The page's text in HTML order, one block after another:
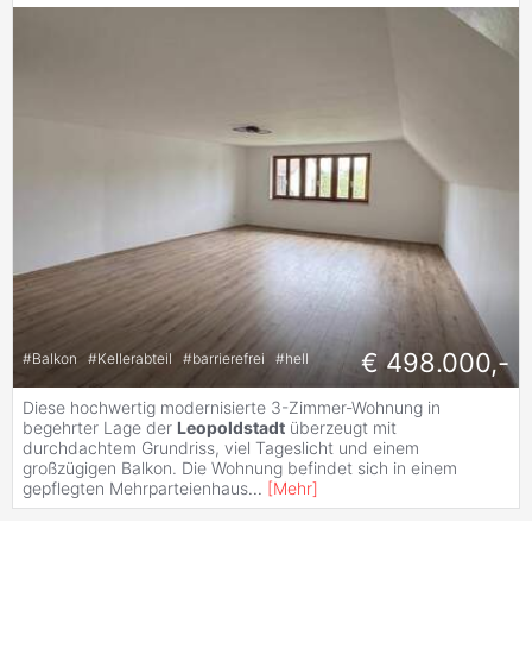
#Balkon #Kellerabteil #barrierefrei #hell € 498.000,-
Diese hochwertig modernisierte 3-Zimmer-Wohnung in
begehrter Lage der Leopoldstadt überzeugt mit
durchdachtem Grundriss, viel Tageslicht und einem
großzügigen Balkon. Die Wohnung befindet sich in einem
gepflegten Mehrparteienhaus... [Mehr]